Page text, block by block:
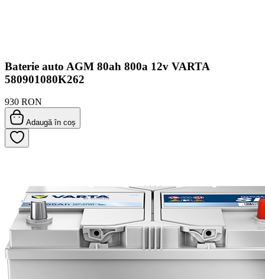
Baterie auto AGM 80ah 800a 12v VARTA
580901080K262
930 RON
Adaugă în coș